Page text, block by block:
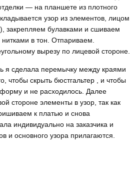
— на планшете из плотного
узор из элементов, лицом
закрепляем булавками и сшиваем
в тон. Отпариваем.
вырезу по лицевой стороне.
я сделала перемычку между краями
чтобы скрыть бюстгальтер , и чтобы
и не расходилось. Далее
стороне элементы в узор, так как
к платью и снова
индивидуально на заказчика и
и основного узора прилагаются.